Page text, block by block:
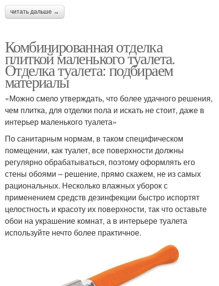
читать дальше →
Комбинированная отделка
плиткой маленького туалета.
Отделка туалета: подбираем
материалы
«Можно смело утверждать, что более удачного решения,
чем плитка, для отделки пола и искать не стоит, даже в
интерьер маленького туалета»
По санитарным нормам, в таком специфическом
помещении, как туалет, все поверхности должны
регулярно обрабатываться, поэтому оформлять его
стены обоями – решение, прямо скажем, не из самых
рациональных. Несколько влажных уборок с
применением средств дезинфекции быстро испортят
целостность и красоту их поверхности, так что оставьте
обои на украшение комнат, а в интерьере туалета
используйте нечто более практичное.